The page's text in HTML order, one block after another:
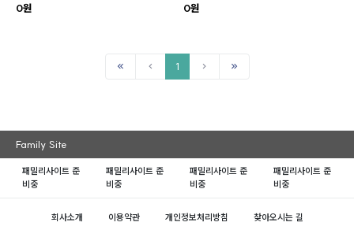
0원
0원
1
Family Site
패밀리사이트 준
비중
패밀리사이트 준
비중
패밀리사이트 준
비중
패밀리사이트 준
비중
회사소개 이용약관 개인정보처리방침 찾아오시는 길